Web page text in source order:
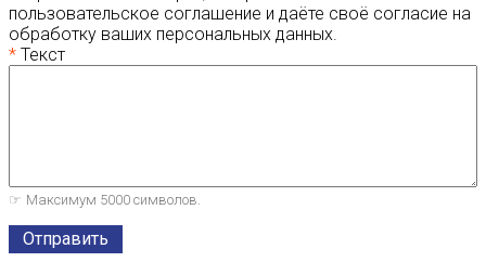
пользовательское соглашение и даёте своё согласие на
обработку ваших персональных данных.
Текст
Максимум 5000 символов.
Отправить